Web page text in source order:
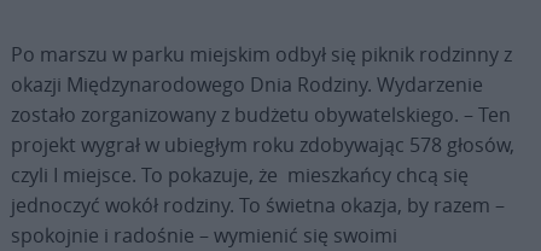
Po marszu w parku miejskim odbył się piknik rodzinny z
okazji Międzynarodowego Dnia Rodziny. Wydarzenie
zostało zorganizowany z budżetu obywatelskiego. – Ten
projekt wygrał w ubiegłym roku zdobywając 578 głosów,
czyli I miejsce. To pokazuje, że mieszkańcy chcą się
jednoczyć wokół rodziny. To świetna okazja, by razem –
spokojnie i radośnie – wymienić się swoimi